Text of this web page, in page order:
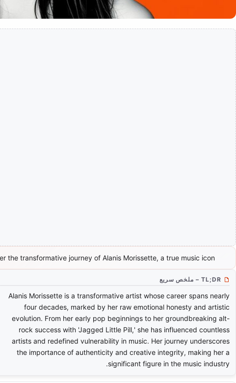
the transformative journey of Alanis Morissette, a true music icon.
TL;DR – ملخص سريع
Alanis Morissette is a transformative artist whose career spans nearly
four decades, marked by her raw emotional honesty and artistic
evolution. From her early pop beginnings to her groundbreaking alt-
rock success with 'Jagged Little Pill,' she has influenced countless
artists and redefined vulnerability in music. Her journey underscores
the importance of authenticity and creative integrity, making her a
significant figure in the music industry.